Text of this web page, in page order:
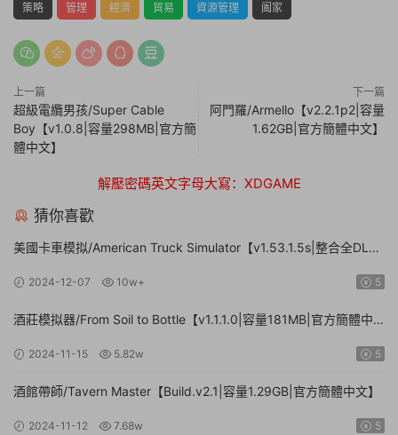
策略
管理 經濟 貿易 資源管理 阖家
上一篇
超級電纜男孩/Super Cable
Boy【v1.0.8|容量298MB|官方簡
體中文】
下一篇
阿門羅/Armello【v2.2.1p2|容量
1.62GB|官方簡體中文】
解壓密碼英文字母大寫：XDGAME
猜你喜歡
美國卡車模拟/American Truck Simulator【v1.53.1.5s|整合全DLC|
2024-12-07 10w+ 5
酒莊模拟器/From Soil to Bottle【v1.1.1.0|容量181MB|官方簡體中
2024-11-15 5.82w 5
酒館帶師/Tavern Master【Build.v2.1|容量1.29GB|官方簡體中文】
2024-11-12 7.68w 5